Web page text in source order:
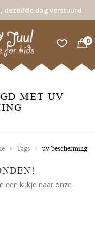
dezelfde dag verstuurd
0
MET UV
Tags uv bescherming
een kijkje naar onze